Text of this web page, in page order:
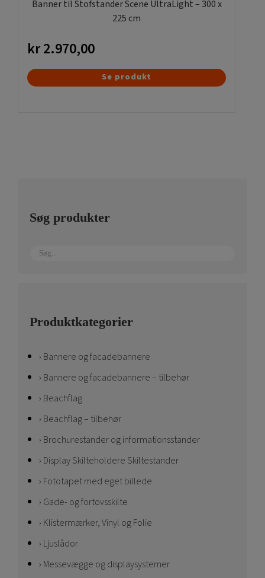
Banner til Stofstander Scene UltraLight – 300 x
225 cm
kr2.970,00
Se produkt
Søg produkter
Produktkategorier
Bannere og facadebannere
Bannere og facadebannere – tilbehør
Beachflag
Beachflag – tilbehør
Brochurestander og informationsstander
Display Skilteholdere Skiltestander
Fototapet med eget billede
Gade- og fortovsskilte
Klistermærker, Vinyl og Folie
Ljuslådor
Messevægge og displaysystemer